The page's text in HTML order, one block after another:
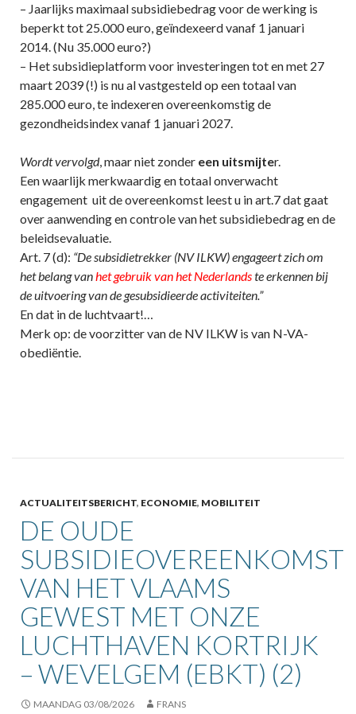
– Jaarlijks maximaal subsidiebedrag voor de werking is
beperkt tot 25.000 euro, geïndexeerd vanaf 1 januari
2014. (Nu 35.000 euro?)
– Het subsidieplatform voor investeringen tot en met 27
maart 2039 (!) is nu al vastgesteld op een totaal van
285.000 euro, te indexeren overeenkomstig de
gezondheidsindex vanaf 1 januari 2027.
Wordt vervolgd, maar niet zonder een uitsmijter.
Een waarlijk merkwaardig en totaal onverwacht
engagement uit de overeenkomst leest u in art.7 dat gaat
over aanwending en controle van het subsidiebedrag en de
beleidsevaluatie.
Art. 7 (d): “De subsidietrekker (NV ILKW) engageert zich om
het belang vanhet gebruik van het Nederlandste erkennen bij
de uitvoering van de gesubsidieerde activiteiten.”
En dat in de luchtvaart!…
Merk op: de voorzitter van de NV ILKW is van N-VA-
obediëntie.
ACTUALITEITSBERICHT, ECONOMIE, MOBILITEIT
DE OUDE
SUBSIDIEOVEREENKOMST
VAN HET VLAAMS
GEWEST MET ONZE
LUCHTHAVEN KORTRIJK
– WEVELGEM (EBKT) (2)
MAANDAG 03/08/2026 FRANS